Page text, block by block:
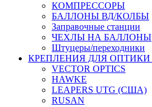
КОМПРЕССОРЫ
БАЛЛОНЫ ВД/КОЛБЫ
Заправочные станции
ЧЕХЛЫ НА БАЛЛОНЫ
Штуцеры/переходники
КРЕПЛЕНИЯ ДЛЯ ОПТИКИ
VECTOR OPTICS
HAWKE
LEAPERS UTG (США)
RUSAN